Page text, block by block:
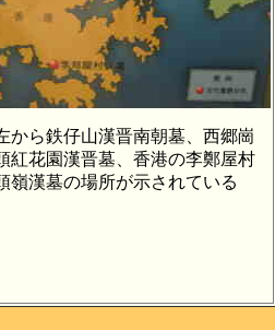
ら鉄仔山漢晋南朝墓、西郷崗
紅花園漢晋墓、香港の李鄭屋村
嶺漢墓の場所が示されている